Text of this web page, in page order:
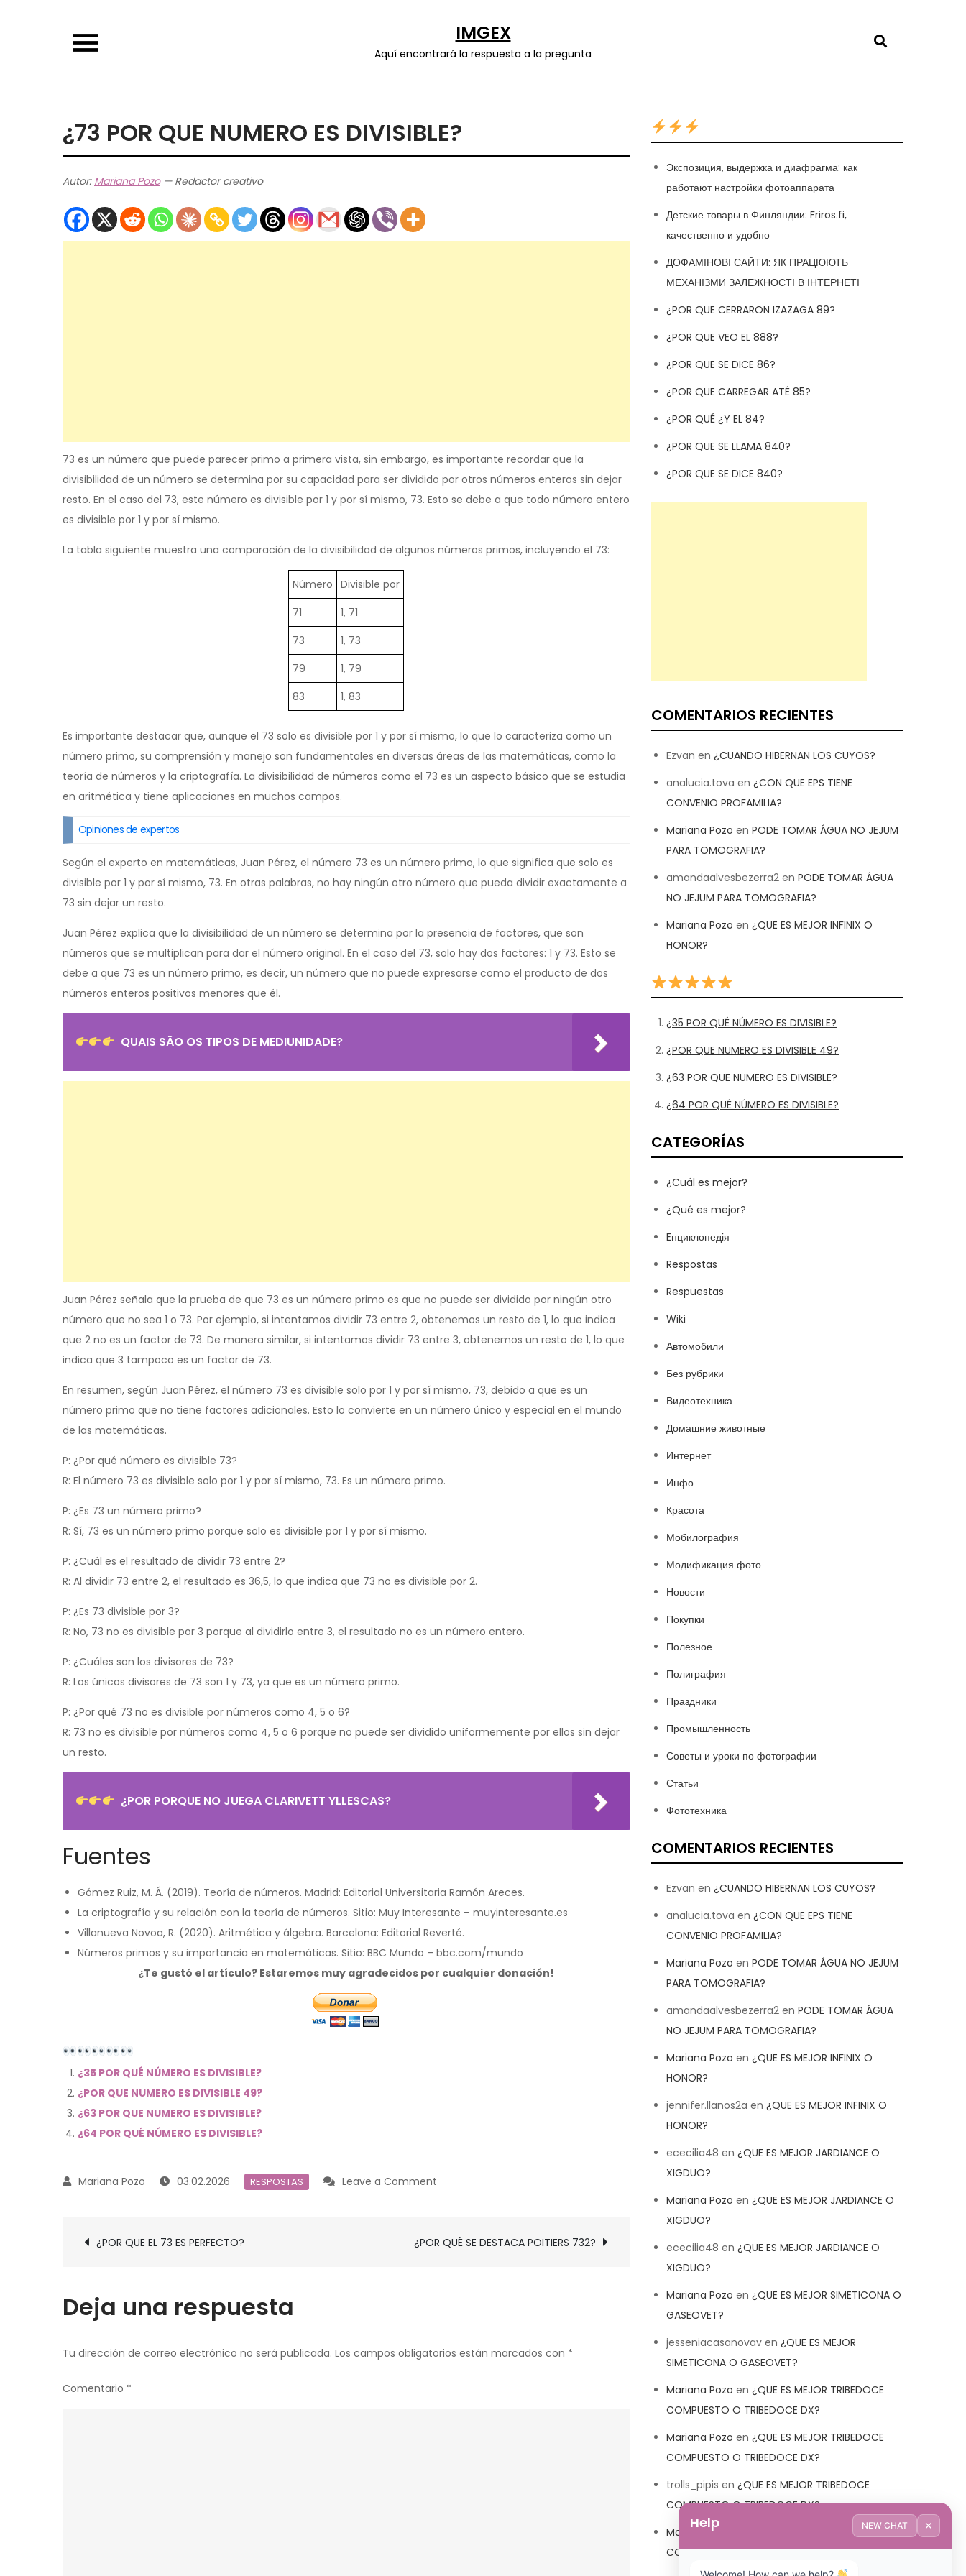
IMGEX
Aquí encontrará la respuesta a la pregunta
¿73 POR QUE NUMERO ES DIVISIBLE?
Autor: Mariana Pozo— Redactor creativo
73 es un número que puede parecer primo a primera vista, sin embargo, es importante recordar que la
divisibilidad de un número se determina por su capacidad para ser dividido por otros números enteros sin dejar
resto. En el caso del 73, este número es divisible por 1 y por sí mismo, 73. Esto se debe a que todo número entero
es divisible por 1 y por sí mismo.
La tabla siguiente muestra una comparación de la divisibilidad de algunos números primos, incluyendo el 73:
Número Divisible por
71
1, 71
73
1, 73
79
1, 79
83
1, 83
Es importante destacar que, aunque el 73 solo es divisible por 1 y por sí mismo, lo que lo caracteriza como un
número primo, su comprensión y manejo son fundamentales en diversas áreas de las matemáticas, como la
teoría de números y la criptografía. La divisibilidad de números como el 73 es un aspecto básico que se estudia
en aritmética y tiene aplicaciones en muchos campos.
Opiniones de expertos
Según el experto en matemáticas, Juan Pérez, el número 73 es un número primo, lo que significa que solo es
divisible por 1 y por sí mismo, 73. En otras palabras, no hay ningún otro número que pueda dividir exactamente a
73 sin dejar un resto.
Juan Pérez explica que la divisibilidad de un número se determina por la presencia de factores, que son
números que se multiplican para dar el número original. En el caso del 73, solo hay dos factores: 1 y 73. Esto se
debe a que 73 es un número primo, es decir, un número que no puede expresarse como el producto de dos
números enteros positivos menores que él.
QUAIS SÃO OS TIPOS DE MEDIUNIDADE?
Juan Pérez señala que la prueba de que 73 es un número primo es que no puede ser dividido por ningún otro
número que no sea 1 o 73. Por ejemplo, si intentamos dividir 73 entre 2, obtenemos un resto de 1, lo que indica
que 2 no es un factor de 73. De manera similar, si intentamos dividir 73 entre 3, obtenemos un resto de 1, lo que
indica que 3 tampoco es un factor de 73.
En resumen, según Juan Pérez, el número 73 es divisible solo por 1 y por sí mismo, 73, debido a que es un
número primo que no tiene factores adicionales. Esto lo convierte en un número único y especial en el mundo
de las matemáticas.
P: ¿Por qué número es divisible 73?
R: El número 73 es divisible solo por 1 y por sí mismo, 73. Es un número primo.
P: ¿Es 73 un número primo?
R: Sí, 73 es un número primo porque solo es divisible por 1 y por sí mismo.
P: ¿Cuál es el resultado de dividir 73 entre 2?
R: Al dividir 73 entre 2, el resultado es 36,5, lo que indica que 73 no es divisible por 2.
P: ¿Es 73 divisible por 3?
R: No, 73 no es divisible por 3 porque al dividirlo entre 3, el resultado no es un número entero.
P: ¿Cuáles son los divisores de 73?
R: Los únicos divisores de 73 son 1 y 73, ya que es un número primo.
P: ¿Por qué 73 no es divisible por números como 4, 5 o 6?
R: 73 no es divisible por números como 4, 5 o 6 porque no puede ser dividido uniformemente por ellos sin dejar
un resto.
¿POR PORQUE NO JUEGA CLARIVETT YLLESCAS?
Fuentes
Gómez Ruiz, M. Á. (2019). Teoría de números. Madrid: Editorial Universitaria Ramón Areces.
La criptografía y su relación con la teoría de números. Sitio: Muy Interesante – muyinteresante.es
Villanueva Novoa, R. (2020). Aritmética y álgebra. Barcelona: Editorial Reverté.
Números primos y su importancia en matemáticas. Sitio: BBC Mundo – bbc.com/mundo
¿Te gustó el artículo? Estaremos muy agradecidos por cualquier donación!
¿35 POR QUÉ NÚMERO ES DIVISIBLE?
¿POR QUE NUMERO ES DIVISIBLE 49?
¿63 POR QUE NUMERO ES DIVISIBLE?
¿64 POR QUÉ NÚMERO ES DIVISIBLE?
03.02.2026 RESPOSTAS Leave a Comment
QUE
Navegación
¿POR QUE EL 73 ES PERFECTO? ¿POR QUÉ SE DESTACA POITIERS 732?
Deja una respuesta
Tu dirección de correo electrónico no será publicada. Los campos obligatorios están marcados con *
Comentario *
Экспозиция, выдержка и диафрагма: как
работают настройки фотоаппарата
Детские товары в Финляндии: Friros.fi,
качественно и удобно
ДОФАМІНОВІ САЙТИ: ЯК ПРАЦЮЮТЬ
МЕХАНІЗМИ ЗАЛЕЖНОСТІ В ІНТЕРНЕТІ
¿POR QUE CERRARON IZAZAGA 89?
¿POR QUE VEO EL 888?
¿POR QUE SE DICE 86?
¿POR QUE CARREGAR ATÉ 85?
¿POR QUÉ ¿Y EL 84?
¿POR QUE SE LLAMA 840?
¿POR QUE SE DICE 840?
COMENTARIOS RECIENTES
Ezvan en ¿CUANDO HIBERNAN LOS CUYOS?
analucia.tova en ¿CON QUE EPS TIENE
CONVENIO PROFAMILIA?
Mariana Pozo en PODE TOMAR ÁGUA NO JEJUM
PARA TOMOGRAFIA?
amandaalvesbezerra2 en PODE TOMAR ÁGUA
NO JEJUM PARA TOMOGRAFIA?
Mariana Pozo en ¿QUE ES MEJOR INFINIX O
HONOR?
¿35 POR QUÉ NÚMERO ES DIVISIBLE?
¿POR QUE NUMERO ES DIVISIBLE 49?
¿63 POR QUE NUMERO ES DIVISIBLE?
¿64 POR QUÉ NÚMERO ES DIVISIBLE?
CATEGORÍAS
¿Cuál es mejor?
¿Qué es mejor?
Eнциклопедія
Respostas
Respuestas
Wiki
Автомобили
Без рубрики
Видеотехника
Домашние животные
Интернет
Инфо
Красота
Мобилография
Модификация фото
Новости
Покупки
Полезное
Полиграфия
Праздники
Промышленность
Советы и уроки по фотографии
Статьи
Фототехника
COMENTARIOS RECIENTES
Ezvan en ¿CUANDO HIBERNAN LOS CUYOS?
analucia.tova en ¿CON QUE EPS TIENE
CONVENIO PROFAMILIA?
Mariana Pozo en PODE TOMAR ÁGUA NO JEJUM
PARA TOMOGRAFIA?
amandaalvesbezerra2 en PODE TOMAR ÁGUA
NO JEJUM PARA TOMOGRAFIA?
Mariana Pozo en ¿QUE ES MEJOR INFINIX O
HONOR?
jennifer.llanos2a en ¿QUE ES MEJOR INFINIX O
HONOR?
ececilia48 en ¿QUE ES MEJOR JARDIANCE O
XIGDUO?
Mariana Pozo en ¿QUE ES MEJOR JARDIANCE O
XIGDUO?
ececilia48 en ¿QUE ES MEJOR JARDIANCE O
XIGDUO?
Mariana Pozo en ¿QUE ES MEJOR SIMETICONA O
GASEOVET?
jesseniacasanovav en ¿QUE ES MEJOR
SIMETICONA O GASEOVET?
Mariana Pozo en ¿QUE ES MEJOR TRIBEDOCE
COMPUESTO O TRIBEDOCE DX?
Mariana Pozo en ¿QUE ES MEJOR TRIBEDOCE
COMPUESTO O TRIBEDOCE DX?
trolls_pipis en ¿QUE ES MEJOR TRIBEDOCE
COMPUESTO O TRIBEDOCE DX?
Mariana Pozo
¿QUE ES MEJOR TRIBEDOCE
COMPUESTO O TRIBEDOCE DX?
Help NEW CHAT ✕